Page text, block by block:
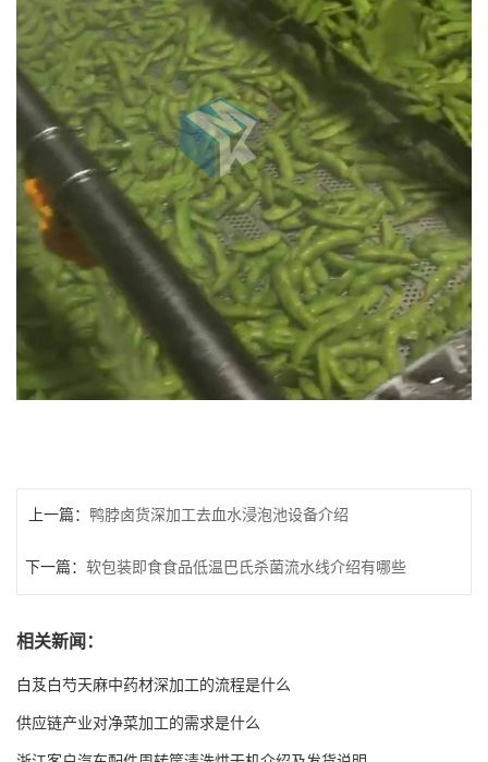
上一篇： 鸭脖卤货深加工去血水浸泡池设备介绍
下一篇： 软包装即食食品低温巴氏杀菌流水线介绍有哪些
相关新闻：
白芨白芍天麻中药材深加工的流程是什么
供应链产业对净菜加工的需求是什么